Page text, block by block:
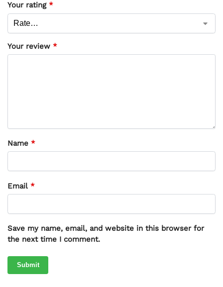
Your rating *
Your review *
Name *
Email *
Save my name, email, and website in this browser for
the next time I comment.